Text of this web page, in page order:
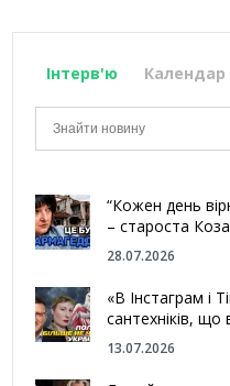
Інтерв'ю Календар
“Кожен день
– староста
28.07.2026
«В Інстаграм і
сантехніків,
13.07.2026